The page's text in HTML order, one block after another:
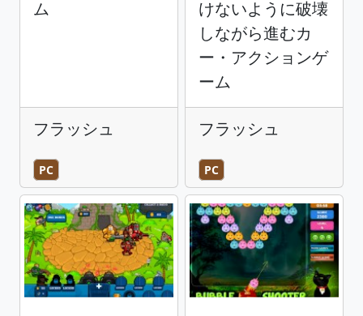
ム
フラッシュ
PC
けないように破壊
しながら進むカ
ー・アクションゲ
ーム
フラッシュ
PC